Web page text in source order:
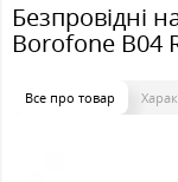
Безпровідні
Borofone B04
Все про товар